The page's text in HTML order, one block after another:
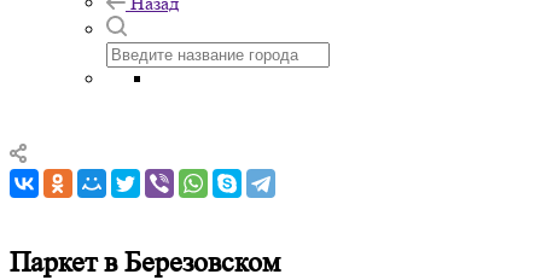
Паркет в Березовском